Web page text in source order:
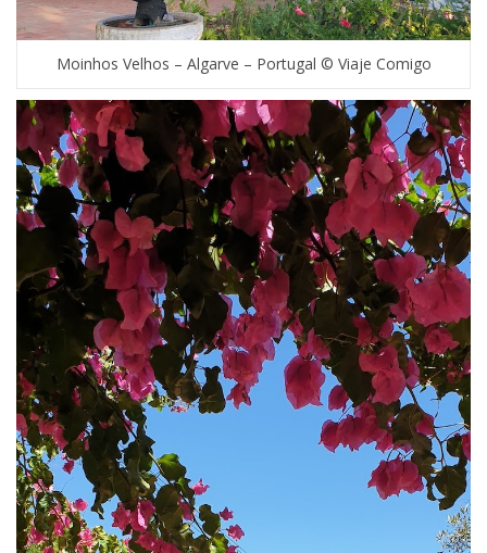
Moinhos Velhos – Algarve – Portugal © Viaje Comigo